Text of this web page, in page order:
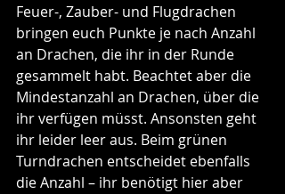
Feuer-, Zauber- und Flugdrachen
bringen euch Punkte je nach Anzahl
an Drachen, die ihr in der Runde
gesammelt habt. Beachtet aber die
Mindestanzahl an Drachen, über die
ihr verfügen müsst. Ansonsten geht
ihr leider leer aus. Beim grünen
Turndrachen entscheidet ebenfalls
die Anzahl – ihr benötigt hier aber